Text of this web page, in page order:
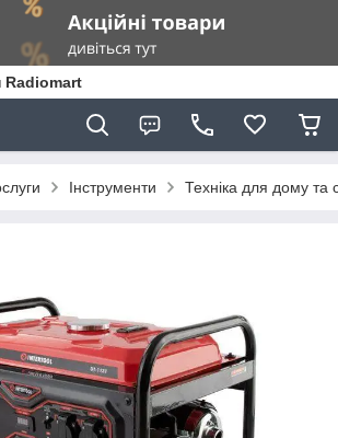
Radiomart
Інструменти Техніка для дому та